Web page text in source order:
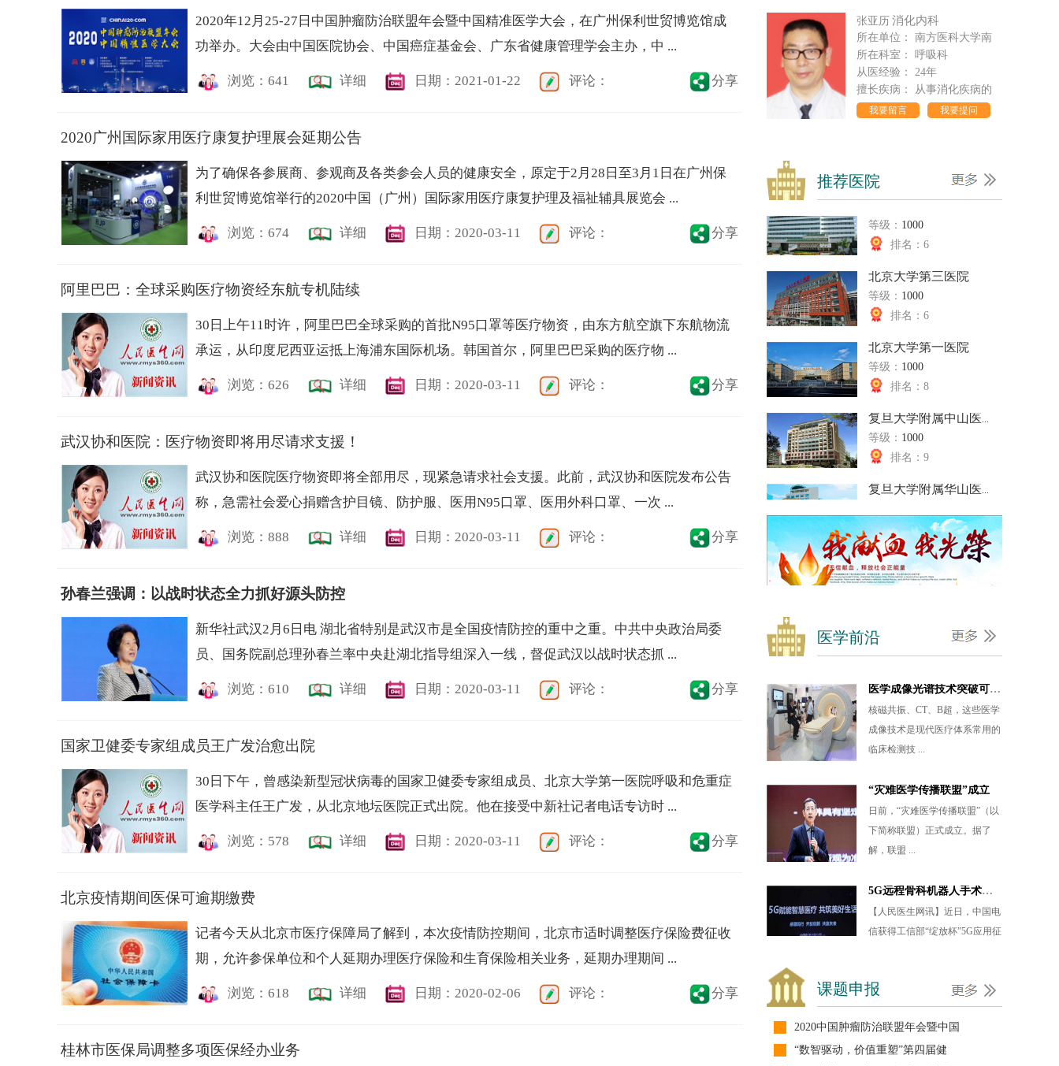
2020年12月25-27日中国肿瘤防治联盟年会暨中国精准医学大会，在广州保利世贸博览馆成
功举办。大会由中国医院协会、中国癌症基金会、广东省健康管理学会主办，中 ...
浏览：641 详细 日期：2021-01-22 评论： 分享
2020广州国际家用医疗康复护理展会延期公告
为了确保各参展商、参观商及各类参会人员的健康安全，原定于2月28日至3月1日在广州保
利世贸博览馆举行的2020中国（广州）国际家用医疗康复护理及福祉辅具展览会 ...
浏览：674 详细 日期：2020-03-11 评论： 分享
阿里巴巴：全球采购医疗物资经东航专机陆续
30日上午11时许，阿里巴巴全球采购的首批N95口罩等医疗物资，由东方航空旗下东航物流
承运，从印度尼西亚运抵上海浦东国际机场。韩国首尔，阿里巴巴采购的医疗物 ...
浏览：626 详细 日期：2020-03-11 评论： 分享
武汉协和医院：医疗物资即将用尽请求支援！
武汉协和医院医疗物资即将全部用尽，现紧急请求社会支援。此前，武汉协和医院发布公告
称，急需社会爱心捐赠含护目镜、防护服、医用N95口罩、医用外科口罩、一次 ...
浏览：888 详细 日期：2020-03-11 评论： 分享
孙春兰强调：以战时状态全力抓好源头防控
新华社武汉2月6日电 湖北省特别是武汉市是全国疫情防控的重中之重。中共中央政治局委
员、国务院副总理孙春兰率中央赴湖北指导组深入一线，督促武汉以战时状态抓 ...
浏览：610 详细 日期：2020-03-11 评论： 分享
国家卫健委专家组成员王广发治愈出院
30日下午，曾感染新型冠状病毒的国家卫健委专家组成员、北京大学第一医院呼吸和危重症
医学科主任王广发，从北京地坛医院正式出院。他在接受中新社记者电话专访时 ...
浏览：578 详细 日期：2020-03-11 评论： 分享
北京疫情期间医保可逾期缴费
记者今天从北京市医疗保障局了解到，本次疫情防控期间，北京市适时调整医疗保险费征收
期，允许参保单位和个人延期办理医疗保险和生育保险相关业务，延期办理期间 ...
浏览：618 详细 日期：2020-02-06 评论： 分享
桂林市医保局调整多项医保经办业务
张亚历 消化内科
所在单位：
南方医科大学南
所在科室：
呼吸科
从医经验：
24年
我要留言 我要提问
所在单位：
中山大学附属第
所在科室：
擅长疾病：幽门螺杆菌相关
我要留言
吴同果 心血管内科主任
所在单位：广州红十字会医
所在科室： 内科
擅长疾病：对心血管内科疑
我要留言
李瑜元 博士生导师
所在单位：
所在科室：
从医经验： 48年
擅长疾病：长期从事临床、
侯凡凡肾内科主任
所在单位： 南方医科大学南
所在科室：肾内科
我要留言 我要提问
推荐医院
北京301医院
等级： 1000
排名：4
第四军医大学西京医...
北京中医药大学第三...
等级：1000
北京大学第三医院
北京大学第一医院
复旦大学附属中山医...
复旦大学附属华山医...
北京宣武医院
等级：1000
排名：10
等级：1000
排名：1
山东昌乐县人民医院
排名：2
郑州中牟县妇幼保健...
等级：2500
排名：3
北京301医院
等级：1000
排名：4
医学前沿
【人民医生网讯】近日，中国电
信获得工信部“绽放杯”5G应用征
集大赛 ...
【人民医生网讯】8月17至18
日，第三届中国医学人文大会在
北京隆重举行 ...
16日在拉 ...
为第三方医检行业的龙头企业，
广州金域 ...
成像技术是现代医疗体系常用的
临床检测技 ...
下简称联盟）正式成立。据了
解，联盟 ...
信获得工信部“绽放杯”5G应用征
课题申报
2020中国肿瘤防治联盟年会暨中国
“数智驱动，价值重塑”第四届健